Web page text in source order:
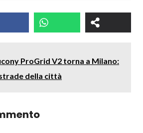
ProGrid V2 torna a Milano:
della città